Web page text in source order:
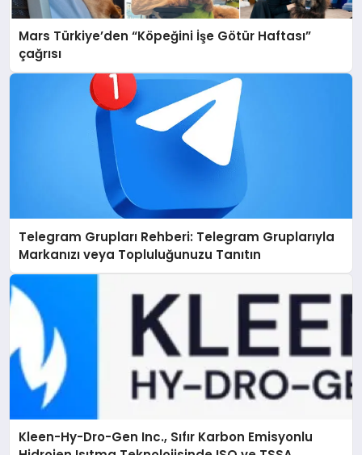
Mars Türkiye’den “Köpeğini İşe Götür Haftası”
çağrısı
Telegram Grupları Rehberi: Telegram Gruplarıyla
Markanızı veya Topluluğunuzu Tanıtın
Kleen-Hy-Dro-Gen Inc., Sıfır Karbon Emisyonlu